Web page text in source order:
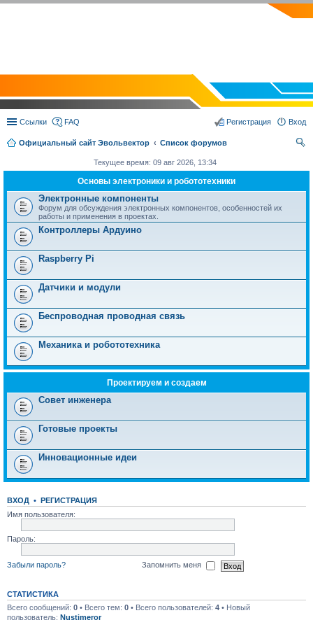
Ссылки FAQ Вход
Регистрация
Официальный сайт Эвольвектор
Список форумов
Текущее время: 09 авг 2026, 13:34
Основы электроники и робототехники
Электронные компоненты
Форум для обсуждения электронных компонентов, особенностей их
работы и применения в проектах.
Контроллеры Ардуино
Raspberry Pi
Датчики и модули
Беспроводная проводная связь
Механика и робототехника
Проектируем и создаем
Совет инженера
Готовые проекты
Инновационные идеи
ВХОД • РЕГИСТРАЦИЯ
Имя пользователя:
Пароль:
Забыли пароль? Запомнить меня
СТАТИСТИКА
Всего сообщений: 0 • Всего тем: 0 • Всего пользователей: 4 • Новый
пользователь: Nustimeror